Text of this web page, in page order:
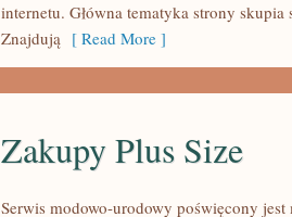
internetu. Główna tematyka strony
Znajdują [ Read More ]
Zakupy Plus Size
Serwis modowo-urodowy poświęcony